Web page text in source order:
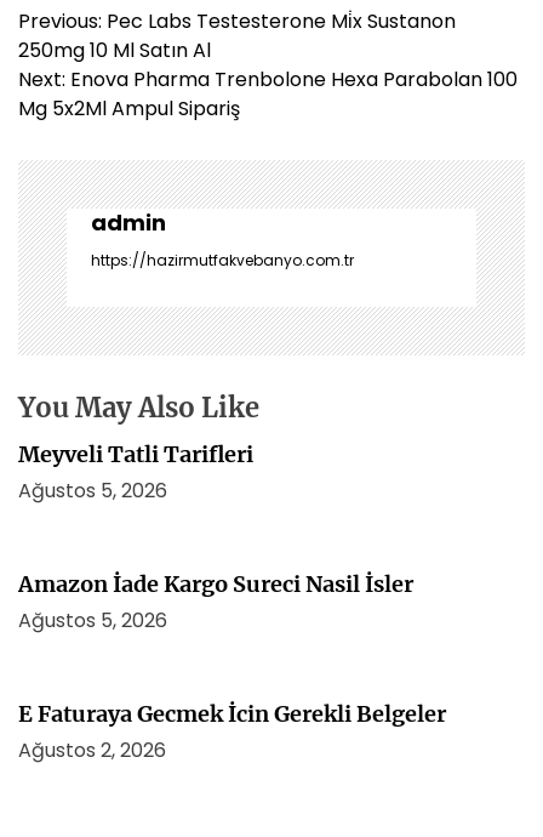
Y
a
z
ı
e
z
i
n
m
e
s
Previous: Pec Labs Testesterone Mi̇x Sustanon
250mg 10 Ml Satın Al
Next: Enova Pharma Trenbolone Hexa Parabolan 100
Mg 5x2Ml Ampul Sipariş
admin
https://hazirmutfakvebanyo.com.tr
You May Also Like
Meyveli Tatli Tarifleri
Ağustos 5, 2026
Amazon İade Kargo Sureci Nasil İsler
Ağustos 5, 2026
E Faturaya Gecmek İcin Gerekli Belgeler
Ağustos 2, 2026